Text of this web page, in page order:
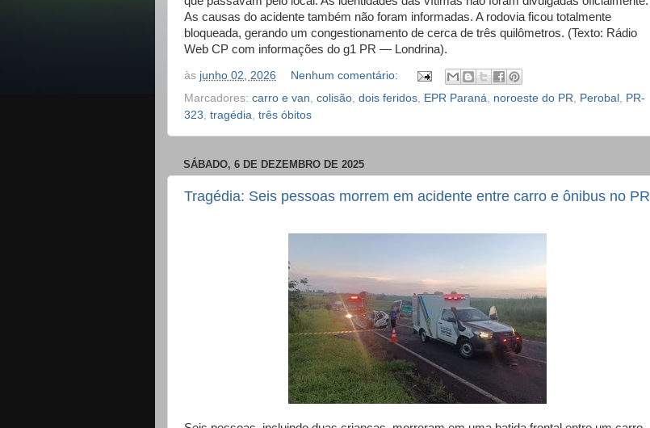
As causas do acidente também não foram informadas. A rodovia ficou totalmente
bloqueada, gerando um congestionamento de cerca de três quilômetros. (Texto: Rádio
Web CP com informações do g1 PR — Londrina).
às junho 02, 2026
Nenhum comentário:
Marcadores: carro e van colisão dois feridos EPR Paraná noroeste do PR Perobal PR-
323 tragédia três óbitos
SÁBADO, 6 DE DEZEMBRO DE 2025
Tragédia: Seis pessoas morrem em acidente entre carro e ônibus no PR